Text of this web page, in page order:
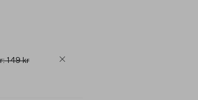
149 kr